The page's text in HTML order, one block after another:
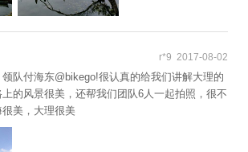
r*9 2017-08-02
队付海东@bikego!很认真的给我们讲解大理的
的风景很美，还帮我们团队6人一起拍照，很不
美，大理很美